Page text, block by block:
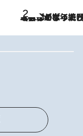
2026.8.3
【自作のダイエットノートは攻略本】ダイエットが「苦しいもの」ではなくなった日。50代フードライターが半年続けられた理由は“楽しむこと”